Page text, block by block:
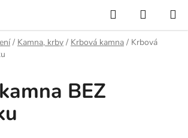
Hledat
KOŠÍK
/ Kamna, krby / Krbová kamna / Krbová
BEZ